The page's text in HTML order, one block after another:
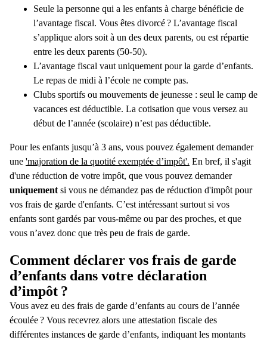
Seule la personne qui a les enfants à charge bénéficie de
l’avantage fiscal. Vous êtes divorcé ? L’avantage fiscal
s’applique alors soit à un des deux parents, ou est répartie
entre les deux parents (50-50).
L’avantage fiscal vaut uniquement pour la garde d’enfants.
Le repas de midi à l’école ne compte pas.
Clubs sportifs ou mouvements de jeunesse : seul le camp de
vacances est déductible. La cotisation que vous versez au
début de l’année (scolaire) n’est pas déductible.
Pour les enfants jusqu’à 3 ans, vous pouvez également demander
une 'majoration de la quotité exemptée d’impôt'. En bref, il s'agit
d'une réduction de votre impôt, que vous pouvez demander
uniquement si vous ne démandez pas de réduction d'impôt pour
vos frais de garde d'enfants. C’est intéressant surtout si vos
enfants sont gardés par vous-même ou par des proches, et que
vous n’avez donc que très peu de frais de garde.
Comment déclarer vos frais de garde
d’enfants dans votre déclaration
d’impôt ?
Vous avez eu des frais de garde d’enfants au cours de l’année
écoulée ? Vous recevrez alors une attestation fiscale des
différentes instances de garde d’enfants, indiquant les montants